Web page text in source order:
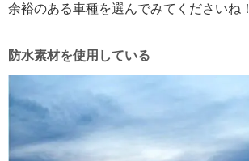
余裕のある車種を選んでみてくださいね！
防水素材を使用している